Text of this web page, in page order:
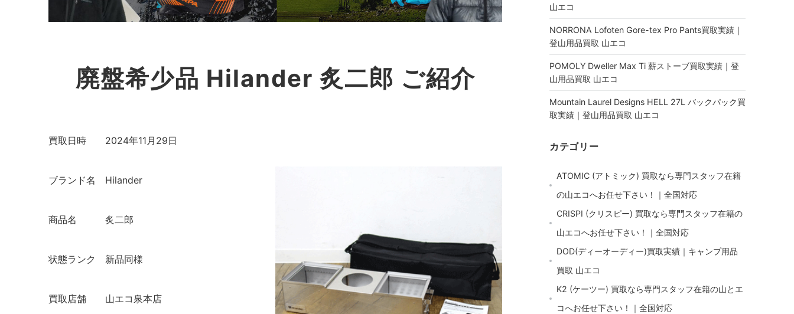
廃盤希少品 Hilander 炙二郎 ご紹介
買取日時 2024年11月29日
ブランド名 Hilander
商品名 炙二郎
状態ランク 新品同様
買取店舗 山エコ泉本店
山エコ
NORRONA Lofoten Gore-tex Pro Pants買取実績｜
登山用品買取 山エコ
POMOLY Dweller Max Ti 薪ストーブ買取実績｜登
山用品買取 山エコ
Mountain Laurel Designs HELL 27L バックパック買
取実績｜登山用品買取 山エコ
カテゴリー
ATOMIC (アトミック) 買取なら専門スタッフ在籍
の山エコへお任せ下さい！｜全国対応
CRISPI (クリスピー) 買取なら専門スタッフ在籍の
山エコへお任せ下さい！｜全国対応
DOD(ディーオーディー)買取実績｜キャンプ用品
買取 山エコ
K2 (ケーツー) 買取なら専門スタッフ在籍の山とエ
コへお任せ下さい！｜全国対応